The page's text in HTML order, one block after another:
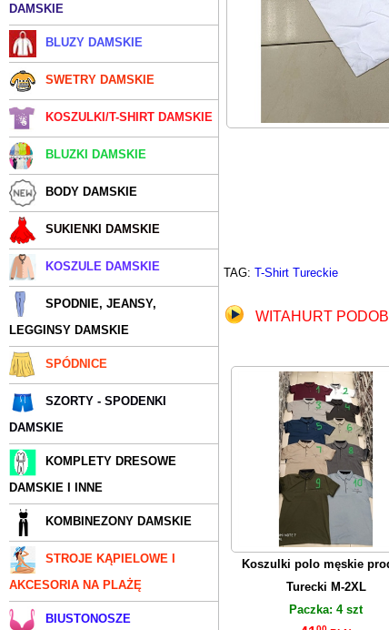
DAMSKIE
BLUZY DAMSKIE
SWETRY DAMSKIE
KOSZULKI/T-SHIRT DAMSKIE
BLUZKI DAMSKIE
BODY DAMSKIE
SUKIENKI DAMSKIE
KOSZULE DAMSKIE
SPODNIE, JEANSY,
LEGGINSY DAMSKIE
SPÓDNICE
SZORTY - SPODENKI
DAMSKIE
KOMPLETY DRESOWE
DAMSKIE I INNE
KOMBINEZONY DAMSKIE
STROJE KĄPIELOWE I
AKCESORIA NA PLAŻĘ
BIUSTONOSZE
TAG: T-Shirt Tureckie
WITAHURT
Koszulki polo męskie
Turecki M-2XL
Paczka: 4 szt